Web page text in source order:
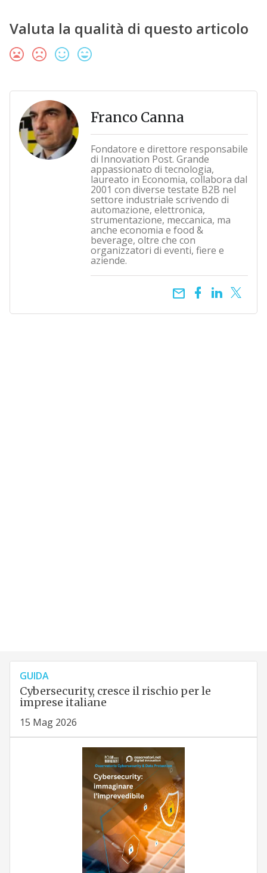
Valuta la qualità di questo articolo
Franco Canna
Fondatore e direttore responsabile
di Innovation Post. Grande
appassionato di tecnologia,
laureato in Economia, collabora dal
2001 con diverse testate B2B nel
settore industriale scrivendo di
automazione, elettronica,
strumentazione, meccanica, ma
anche economia e food &
beverage, oltre che con
organizzatori di eventi, fiere e
aziende.
email
GUIDA
Cybersecurity, cresce il rischio per le
imprese italiane
15 Mag 2026